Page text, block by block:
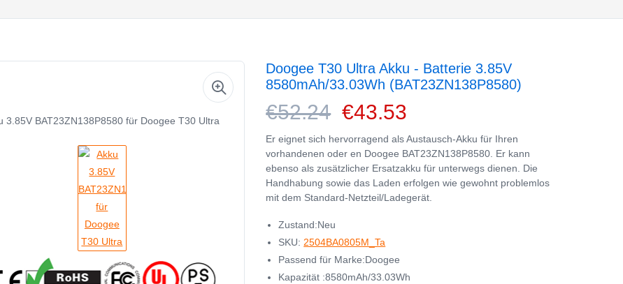
Doogee T30 Ultra Akku - Batterie 3.85V
8580mAh/33.03Wh (BAT23ZN138P8580)
€52.24€43.53
Er eignet sich hervorragend als Austausch-Akku für Ihren
vorhandenen oder en Doogee BAT23ZN138P8580. Er kann
ebenso als zusätzlicher Ersatzakku für unterwegs dienen. Die
Handhabung sowie das Laden erfolgen wie gewohnt problemlos
mit dem Standard-Netzteil/Ladegerät.
Zustand:Neu
SKU: 2504BA0805M_Ta
Passend für Marke:Doogee
Kapazität :8580mAh/33.03Wh